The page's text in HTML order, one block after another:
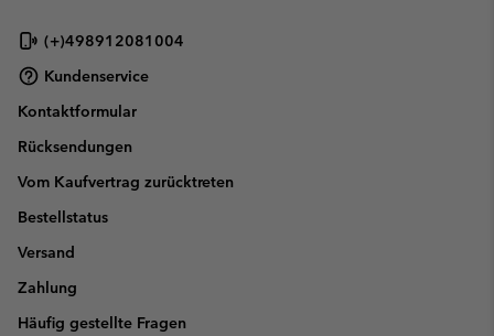
(+)498912081004
Kundenservice
Kontaktformular
Rücksendungen
Vom Kaufvertrag zurücktreten
Bestellstatus
Versand
Zahlung
Häufig gestellte Fragen